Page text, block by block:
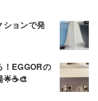
ションで発
！EGGORの